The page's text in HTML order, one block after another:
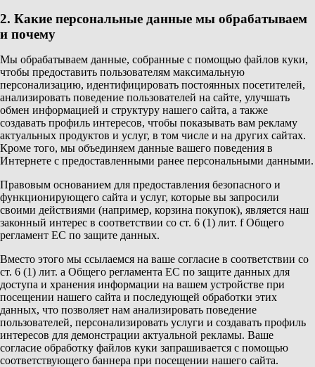
2. Какие персональные данные мы обрабатываем
и почему
Мы обрабатываем данные, собранные с помощью файлов куки,
чтобы предоставить пользователям максимальную
персонализацию, идентифицировать постоянных посетителей,
анализировать поведение пользователей на сайте, улучшать
обмен информацией и структуру нашего сайта, а также
создавать профиль интересов, чтобы показывать вам рекламу
актуальных продуктов и услуг, в том числе и на других сайтах.
Кроме того, мы объединяем данные вашего поведения в
Интернете с предоставленными ранее персональными данными.
Правовым основанием для предоставления безопасного и
функционирующего сайта и услуг, которые вы запросили
своими действиями (например, корзина покупок), является наш
законный интерес в соответствии со ст. 6 (1) лит. f Общего
регламент ЕС по защите данных.
Вместо этого мы ссылаемся на ваше согласие в соответствии со
ст. 6 (1) лит. a Общего регламента ЕС по защите данных для
доступа и хранения информации на вашем устройстве при
посещении нашего сайта и последующей обработки этих
данных, что позволяет нам анализировать поведение
пользователей, персонализировать услуги и создавать профиль
интересов для демонстрации актуальной рекламы. Ваше
согласие обработку файлов куки запрашивается с помощью
соответствующего баннера при посещении нашего сайта.